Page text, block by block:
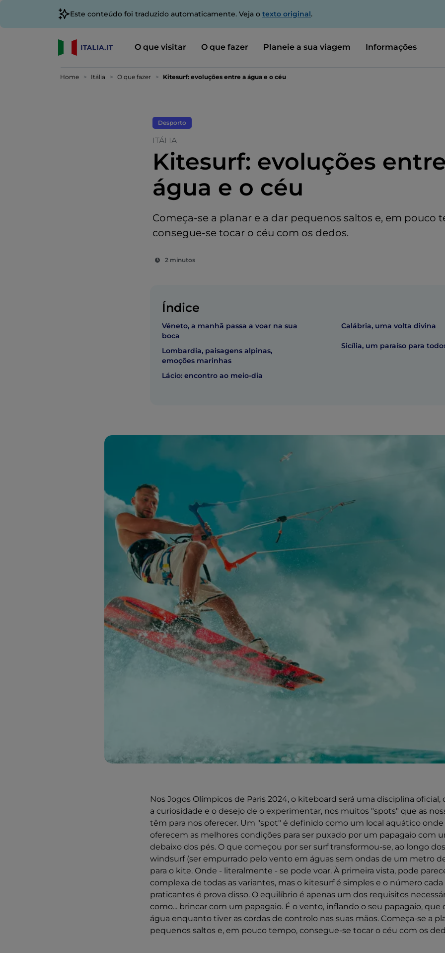
Este conteúdo foi traduzido automaticamente. Veja o texto original.
O que visitar O que fazer Planeie a sua viagem Informações
Home Itália O que fazer Kitesurf: evoluções entre a água e o céu
Desporto
ITÁLIA
Kitesurf: evoluções
água e o céu
Começa-se a planar e a dar pequenos saltos e, em pouco
consegue-se tocar o céu com os dedos.
2 minutos
Índice
Véneto, a manhã passa a voar na sua
boca
Lombardia, paisagens alpinas,
emoções marinhas
Lácio: encontro ao meio-dia
Calábria, uma volta divina
Sicília, um paraíso para
Nos Jogos Olímpicos de Paris 2024, o kiteboard será uma disciplina
a curiosidade e o desejo de o experimentar, nos muitos "spots" que as
têm para nos oferecer. Um "spot" é definido como um local aquático
oferecem as melhores condições para ser puxado por um papagaio com
debaixo dos pés. O que começou por ser surf transformou-se, ao longo
windsurf (ser empurrado pelo vento em águas sem ondas de um metro
para o kite. Onde - literalmente - se pode voar. À primeira vista, pode
complexa de todas as variantes, mas o kitesurf é simples e o número
praticantes é prova disso. O equilíbrio é apenas um dos requisitos
como... brincar com um papagaio. É o vento, inflando o seu papagaio, que
água enquanto tiver as cordas de controlo nas suas mãos. Começa-se a
pequenos saltos e, em pouco tempo, consegue-se tocar o céu com os